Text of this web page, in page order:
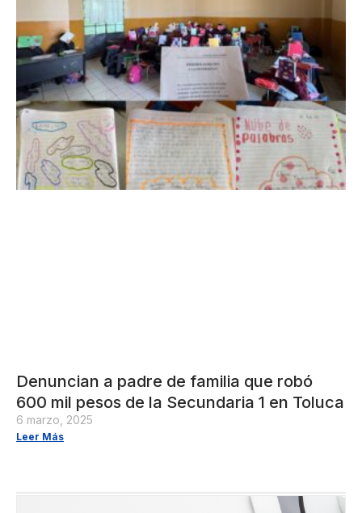
Denuncian a padre de familia que robó
600 mil pesos de la Secundaria 1 en Toluca
6 marzo, 2025
Leer Más